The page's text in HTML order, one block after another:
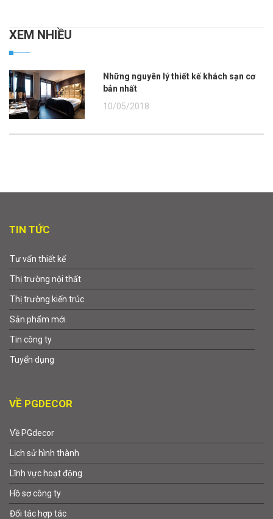
XEM NHIỀU
Những nguyên lý thiết kế khách sạn cơ
bản nhất
10/05/2018
TIN TỨC
Tư vấn thiết kế
Thị trường nội thất
Thị trường kiến trúc
Sản phẩm mới
Tin công ty
Tuyển dụng
VỀ PGDECOR
Về PGdecor
Lịch sử hình thành
Lĩnh vực hoạt động
Hồ sơ công ty
Đối tác hợp tác